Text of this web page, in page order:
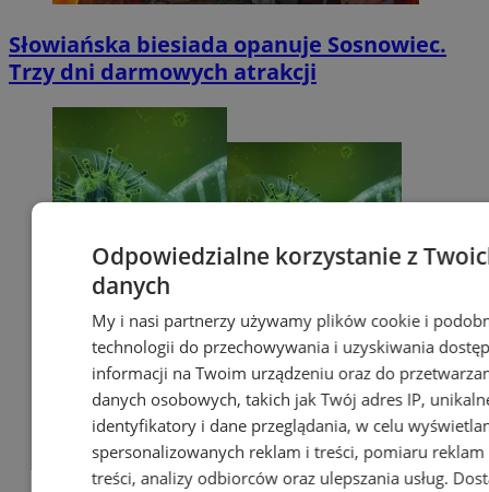
Słowiańska biesiada opanuje Sosnowiec.
Trzy dni darmowych atrakcji
Odpowiedzialne korzystanie z
danych
My i nasi partnerzy używamy plików cookie i
technologii do przechowywania i uzyskiwania
informacji na Twoim urządzeniu oraz do
danych osobowych, takich jak Twój adres IP,
identyfikatory i dane przeglądania, w celu
spersonalizowanych reklam i treści, pomiaru reklam
treści, analizy odbiorców oraz ulepszania usług.